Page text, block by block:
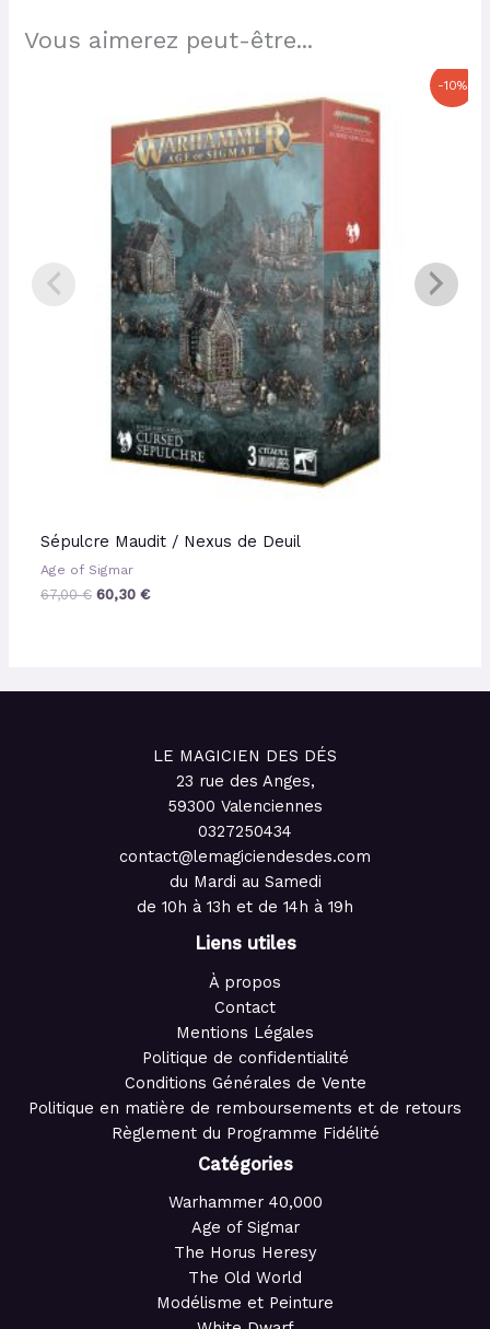
Vous aimerez peut-être...
-10%
Sépulcre Maudit / Nexus de Deuil
Age of Sigmar
67,00€
était :
67,00 €.
60,30€
actuel
est :
60,30 €.
LE MAGICIEN DES DÉS
23 rue des Anges,
59300 Valenciennes
0327250434
contact@lemagiciendesdes.com
du Mardi au Samedi
de 10h à 13h et de 14h à 19h
Liens utiles
À propos
Contact
Mentions Légales
Politique de confidentialité
Conditions Générales de Vente
Politique en matière de remboursements et de retours
Règlement du Programme Fidélité
Catégories
Warhammer 40,000
Age of Sigmar
The Horus Heresy
The Old World
Modélisme et Peinture